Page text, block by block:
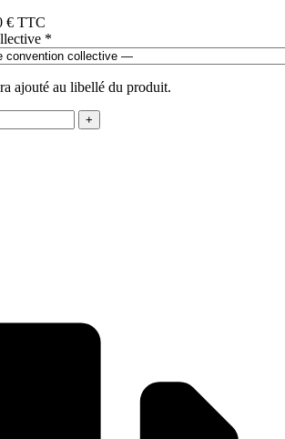
€ TTC
*
ajouté au libellé du produit.
+